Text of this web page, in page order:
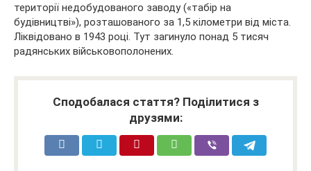
території недобудованого заводу («табір на
будівництві»), розташованого за 1,5 кілометри від міста.
Ліквідовано в 1943 році. Тут загинуло понад 5 тисяч
радянських військовополонених.
Сподобалася стаття? Поділитися з
друзями: